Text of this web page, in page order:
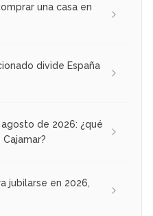
una casa en
divide España
de 2026: ¿qué
jubilarse en 2026,